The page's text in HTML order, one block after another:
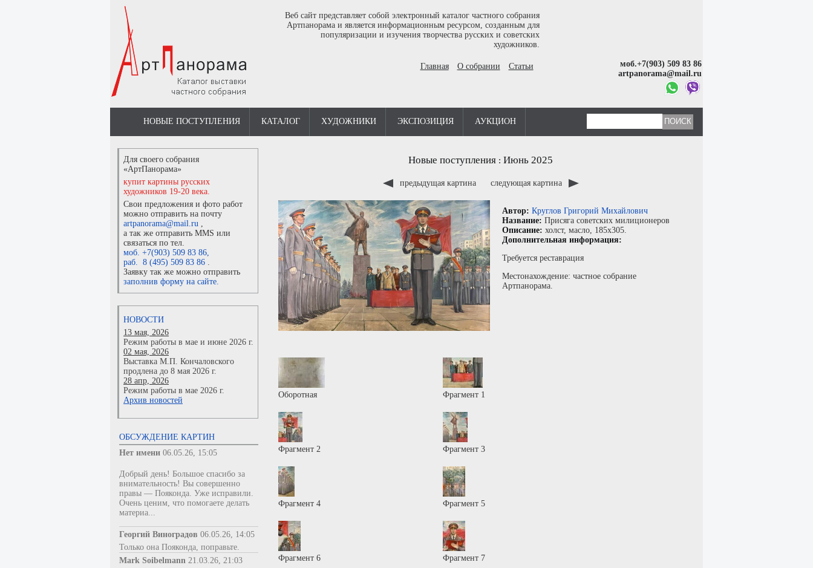
Веб сайт представляет собой электронный каталог частного собрания
Артпанорама и является информационным ресурсом, созданным для
популяризации и изучения творчества русских и советских
художников.
Главная О собрании Статьи
моб.+7(903) 509 83 86
artpanorama@mail.ru
НОВЫЕ ПОСТУПЛЕНИЯ КАТАЛОГ ХУДОЖНИКИ ЭКСПОЗИЦИЯ АУКЦИОН
Для своего собрания
«АртПанорама»
купит картины русских
художников 19-20 века.
Свои предложения и фото работ
можно отправить на почту
artpanorama@mail.ru ,
а так же отправить MMS или
связаться по тел.
моб. +7(903) 509 83 86,
раб. 8 (495) 509 83 86 .
Заявку так же можно отправить
заполнив форму на сайте.
НОВОСТИ
13 мая, 2026
Режим работы в мае и июне 2026 г.
02 мая, 2026
Выставка М.П. Кончаловского
продлена до 8 мая 2026 г.
28 апр, 2026
Режим работы в мае 2026 г.
Архив новостей
ОБСУЖДЕНИЕ КАРТИН
Нет имени 06.05.26, 15:05
Добрый день! Большое спасибо за
внимательность! Вы совершенно
правы — Пояконда. Уже исправили.
Очень ценим, что помогаете делать
материа...
Георгий Виноградов 06.05.26, 14:05
Только она Пояконда, поправьте.
Mark Soibelmann 21.03.26, 21:03
Новые поступления : Июнь 2025
предыдущая картина следующая картина
Автор: Круглов Григорий Михайлович
Название: Присяга советских милиционеров
Описание: холст, масло, 185x305.
Дополнительная информация:
Требуется реставрация
Местонахождение: частное собрание
Артпанорама.
Оборотная Фрагмент 1
Фрагмент 2 Фрагмент 3
Фрагмент 4 Фрагмент 5
Фрагмент 6 Фрагмент 7